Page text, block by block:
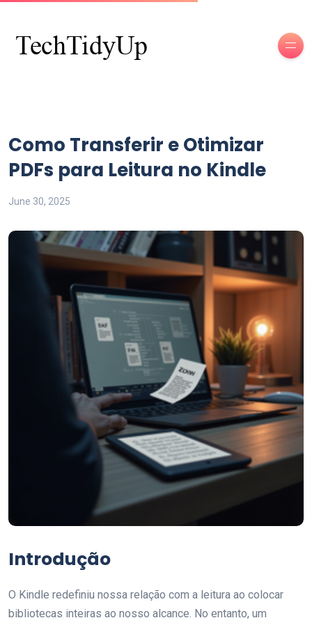
Como Transferir e Otimizar
PDFs para Leitura no Kindle
June 30, 2025
Introdução
O Kindle redefiniu nossa relação com a leitura ao colocar
bibliotecas inteiras ao nosso alcance. No entanto, um